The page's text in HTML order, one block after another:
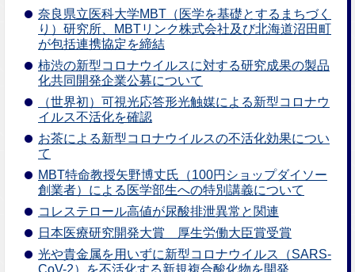
奈良県立医科大学MBT（医学を基礎とするまちづく
り）研究所、MBTリンク株式会社及び北海道沼田町
が包括連携協定を締結
柿渋の新型コロナウイルスに対する研究成果の製品
化共同開発企業公募について
（世界初）可視光応答形光触媒による新型コロナウ
イルス不活化を確認
お茶による新型コロナウイルスの不活化効果につい
て
MBT特命教授矢野博丈氏（100円ショップダイソー
創業者）による医学部生への特別講義について
コレステロール高値が尿酸排泄異常と関連
日本医療研究開発大賞 厚生労働大臣賞受賞
光や貴金属を用いずに新型コロナウイルス（SARS-
CoV-2）を不活化する新規複合酸化物を開発